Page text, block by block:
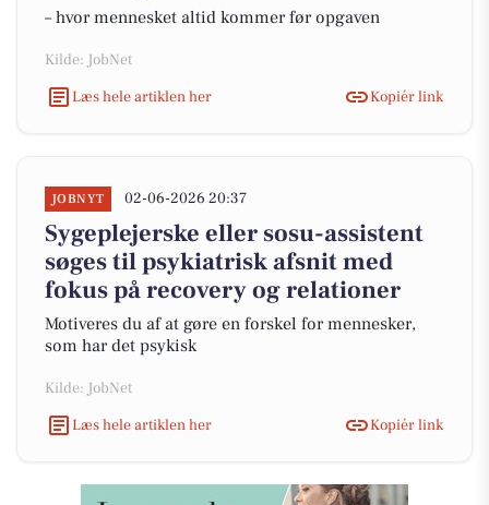
– hvor mennesket altid kommer før opgaven
Kilde: JobNet
Læs hele artiklen her
Kopiér link
JOBNYT 02-06-2026 20:37
Sygeplejerske eller sosu-assistent
søges til psykiatrisk afsnit med
fokus på recovery og relationer
Motiveres du af at gøre en forskel for mennesker,
som har det psykisk
Kilde: JobNet
Læs hele artiklen her
Kopiér link